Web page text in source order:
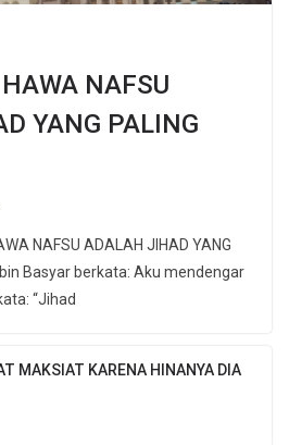
NAFSU
YANG PALING
NAFSU ADALAH JIHAD YANG
Basyar berkata: Aku mendengar
“Jihad
MAKSIAT KARENA HINANYA DIA